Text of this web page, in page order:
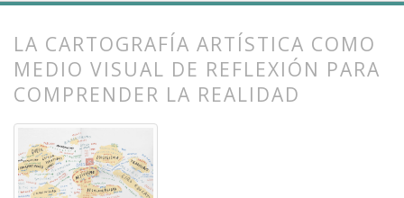
LA CARTOGRAFÍA ARTÍSTICA COMO
MEDIO VISUAL DE REFLEXIÓN PARA
COMPRENDER LA REALIDAD